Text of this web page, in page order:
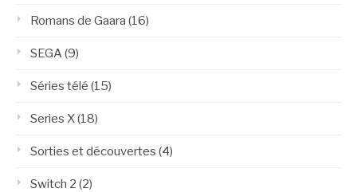
Romans de Gaara (16)
SEGA(9)
Séries télé (15)
Series X(18)
Sorties et découvertes (4)
Switch 2 (2)